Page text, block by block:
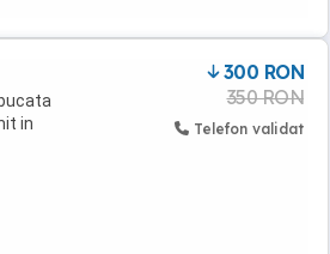
in
300 RON
350 RON
Telefon validat